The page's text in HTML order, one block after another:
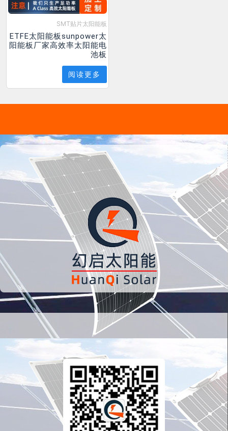
SMT贴片太阳能板
ETFE太阳能板sunpower太
阳能板厂家高效率太阳能电
池板
阅读更多